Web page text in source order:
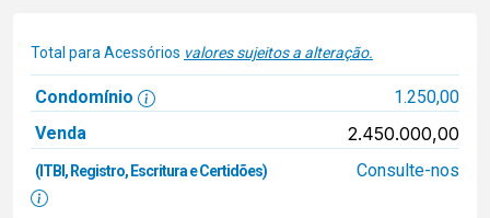
Total para Acessórios valores sujeitos a alteração.
Condomínio
1.250,00
Venda
2.450.000,00
(ITBI, Registro, Escritura e Certidões) Consulte-nos